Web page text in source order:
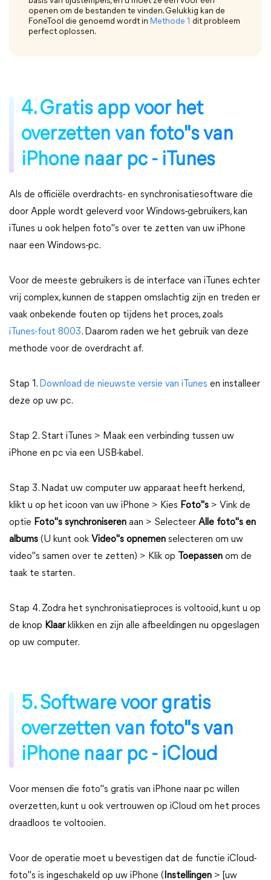
openen om de bestanden te vinden. Gelukkig kan de
FoneTool die genoemd wordt in Methode 1 dit probleem
perfect oplossen.
4. Gratis app voor het
overzetten van foto"s van
iPhone naar pc - iTunes
Als de officiële overdrachts- en synchronisatiesoftware die
door Apple wordt geleverd voor Windows-gebruikers, kan
iTunes u ook helpen foto"s over te zetten van uw iPhone
naar een Windows-pc.
Voor de meeste gebruikers is de interface van iTunes echter
vrij complex, kunnen de stappen omslachtig zijn en treden er
vaak onbekende fouten op tijdens het proces, zoals
iTunes-fout 8003. Daarom raden we het gebruik van deze
methode voor de overdracht af.
Stap 1. Download de nieuwste versie van iTunes en installeer
deze op uw pc.
Stap 2. Start iTunes > Maak een verbinding tussen uw
iPhone en pc via een USB-kabel.
Stap 3. Nadat uw computer uw apparaat heeft herkend,
klikt u op het icoon van uw iPhone > Kies Foto"s > Vink de
optie Foto"s synchroniseren aan > Selecteer Alle foto"s en
albums (U kunt ook Video"s opnemen selecteren om uw
video"s samen over te zetten) > Klik op
Toepassen om de
taak te starten.
Stap 4. Zodra het synchronisatieproces is voltooid, kunt u op
de knop Klaarklikken en zijn alle afbeeldingen nu opgeslagen
op uw computer.
5. Software voor gratis
overzetten van foto"s van
iPhone naar pc - iCloud
Voor mensen die foto"s gratis van iPhone naar pc willen
overzetten, kunt u ook vertrouwen op iCloud om het proces
draadloos te voltooien.
Voor de operatie moet u bevestigen dat de functie iCloud-
foto"s is ingeschakeld op uw iPhone ( Instellingen > [uw